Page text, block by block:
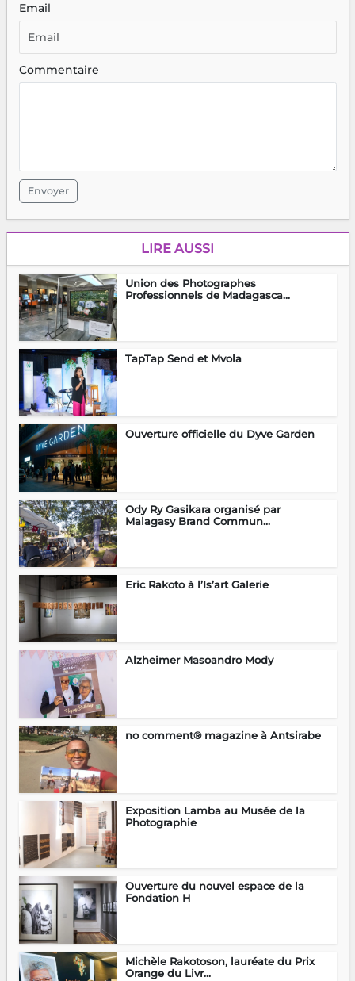
Email
Commentaire
Envoyer
LIRE AUSSI
Union des Photographes
Professionnels de Madagasca...
TapTap Send et Mvola
Ouverture officielle du Dyve Garden
Ody Ry Gasikara organisé par
Malagasy Brand Commun...
Eric Rakoto à l’Is’art Galerie
Alzheimer Masoandro Mody
no comment® magazine à Antsirabe
Exposition Lamba au Musée de la
Photographie
Ouverture du nouvel espace de la
Fondation H
Michèle Rakotoson, lauréate du Prix
Orange du Livr...